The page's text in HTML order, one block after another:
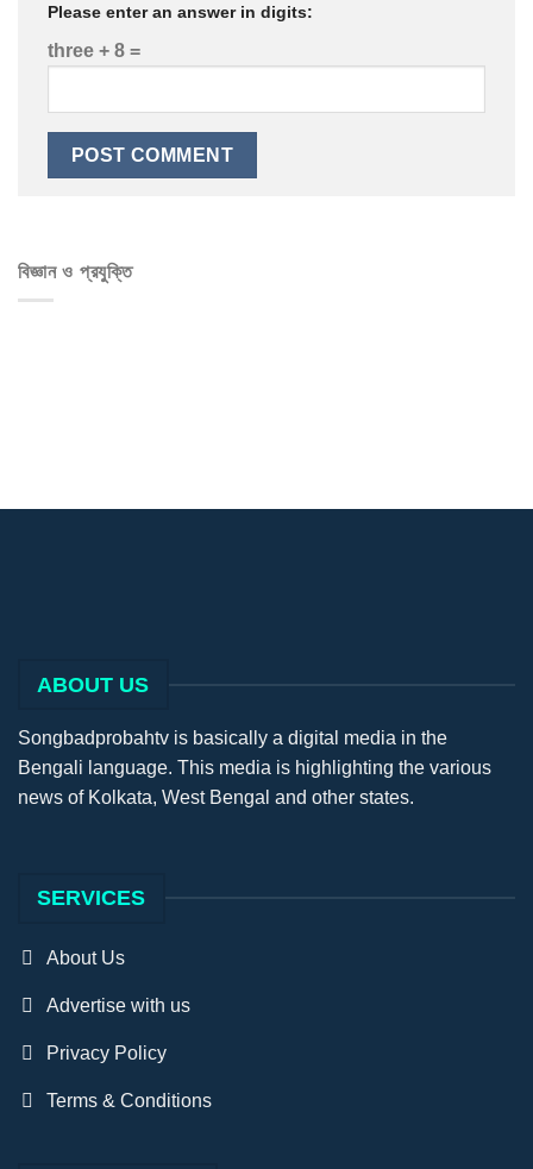
Please enter an answer in digits:
three + 8 =
বিজ্ঞান ও প্রযুক্তি
ABOUT US
Songbadprobahtv is basically a digital media in the
Bengali language. This media is highlighting the various
news of Kolkata, West Bengal and other states.
SERVICES
About Us
Advertise with us
Privacy Policy
Terms & Conditions